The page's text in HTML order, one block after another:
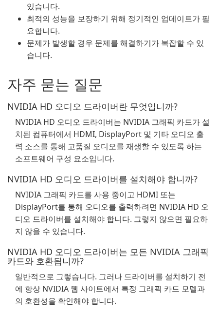
있습니다.
최적의 성능을 보장하기 위해 정기적인 업데이트가 필
요합니다.
문제가 발생할 경우 문제를 해결하기가 복잡할 수 있
습니다.
자주 묻는 질문
NVIDIA HD 오디오 드라이버란 무엇입니까?
NVIDIA HD 오디오 드라이버는 NVIDIA 그래픽 카드가 설
치된 컴퓨터에서 HDMI, DisplayPort 및 기타 오디오 출
력 소스를 통해 고품질 오디오를 재생할 수 있도록 하는
소프트웨어 구성 요소입니다.
NVIDIA HD 오디오 드라이버를 설치해야 합니까?
NVIDIA 그래픽 카드를 사용 중이고 HDMI 또는
DisplayPort를 통해 오디오를 출력하려면 NVIDIA HD 오
디오 드라이버를 설치해야 합니다. 그렇지 않으면 필요하
지 않을 수 있습니다.
NVIDIA HD 오디오 드라이버는 모든 NVIDIA 그래픽
카드와 호환됩니까?
일반적으로 그렇습니다. 그러나 드라이버를 설치하기 전
에 항상 NVIDIA 웹 사이트에서 특정 그래픽 카드 모델과
의 호환성을 확인해야 합니다.